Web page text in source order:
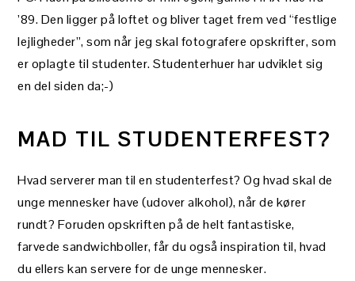
’89. Den ligger på loftet og bliver taget frem ved “festlige
lejligheder”, som når jeg skal fotografere opskrifter, som
er oplagte til studenter. Studenterhuer har udviklet sig
en del siden da;-)
MAD TIL STUDENTERFEST?
Hvad serverer man til en studenterfest? Og hvad skal de
unge mennesker have (udover alkohol), når de kører
rundt? Foruden opskriften på de helt fantastiske,
farvede sandwichboller, får du også inspiration til, hvad
du ellers kan servere for de unge mennesker.